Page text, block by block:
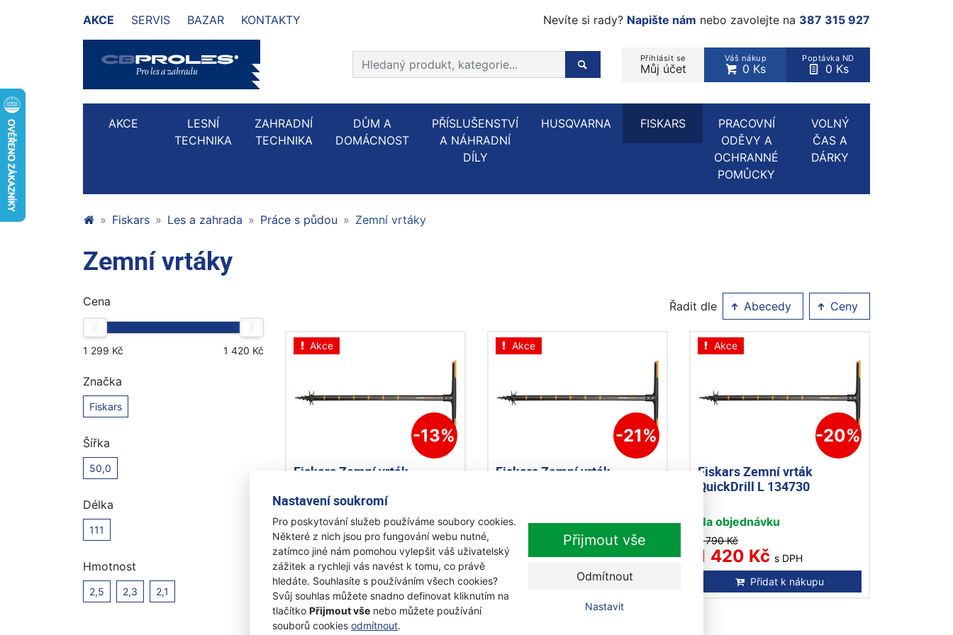
Nastavení soukromí
Pro poskytování služeb používáme soubory cookies.
Některé z nich jsou pro fungování webu nutné,
zatímco jiné nám pomohou vylepšit váš uživatelský
zážitek a rychleji vás navést k tomu, co právě
hledáte. Souhlasíte s používáním všech cookies?
Svůj souhlas můžete snadno definovat kliknutím na
tlačítko Přijmout vše nebo můžete používání
souborů cookies odmítnout.
Přijmout vše
Odmítnout
Nastavit
AKCE SERVIS BAZAR KONTAKTY Nevíte si rady? Napište nám nebo zavolejte na 387 315 927
Přihlásit se
Můj účet
Váš nákup
0 Ks
Poptávka ND
0 Ks
Prohledat web
Hledaný produkt, kategorie...
AKCE
LESNÍ
TECHNIKA
ZAHRADNÍ
TECHNIKA
DŮM A
DOMÁCNOST
PŘÍSLUŠENSTVÍ
A NÁHRADNÍ
DÍLY
HUSQVARNA FISKARS
PRACOVNÍ
ODĚVY A
OCHRANNÉ
POMŮCKY
VOLNÝ
ČAS A
DÁRKY
Fiskars Les a zahrada Práce s půdou Zemní vrtáky
Zemní vrtáky
Cena
Značka
Fiskars
Šířka
50,0
Délka
111
Hmotnost
2,5 2,3 2,1
Řadit dle Abecedy Ceny
Akce
-13%
Fiskars Zemní vrták
Na objednávku
1 500 Kč
1 299 Kč s DPH
Přidat k nákupu
Akce
-21%
Fiskars Zemní vrták
Skladem
1 299 Kč s DPH
Přidat k nákupu
Akce
-20%
Fiskars Zemní vrták
QuickDrill L 134730
Na objednávku
1 790 Kč
1 420 Kč s DPH
Přidat k nákupu